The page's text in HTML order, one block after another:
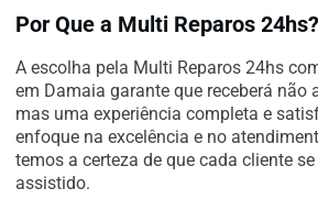
Por Que a Multi Reparos 24hs?
A escolha pela Multi Reparos 24hs
em Damaia garante que receberá não
mas uma experiência completa e
enfoque na excelência e no
temos a certeza de que cada cliente
assistido.